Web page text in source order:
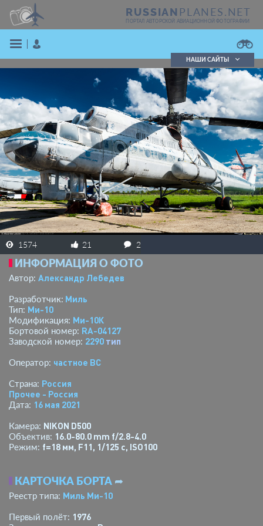
RUSSIAN PLANES.NET
ПОРТАЛ АВТОРСКОЙ АВИАЦИОННОЙ ФОТОГРАФИИ
ВОЙТИ
ЗАРЕГИСТРИРОВАТЬСЯ
Поиск фотографий
Поиск в реестре
Кратко
Подробно
НАШИ САЙТЫ
1574 21 2
ИНФОРМАЦИЯ О ФОТО
Автор: Александр Лебедев
Разработчик: Миль
Тип: Ми-10
Модификация: Ми-10К
Бортовой номер: RA-04127
Заводской номер: 2290 тип
Оператор: ­частное ВС­
Страна: Россия
Прочее - Россия
Дата: 16 мая 2021
Камера: NIKON D500
Объектив: 16.0-80.0 mm f/2.8-4.0
Режим: f=18 мм, F11, 1/125 с, ISO100
КАРТОЧКА БОРТА ➦
Реестр типа: Миль Ми-10
Первый полёт: 1976